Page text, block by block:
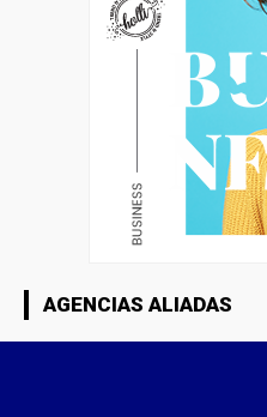
AGENCIAS ALIADAS